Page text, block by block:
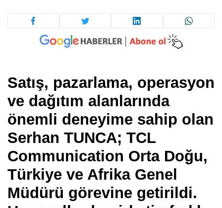
Satış, pazarlama, operasyon
ve dağıtım alanlarında
önemli deneyime sahip olan
Serhan TUNCA; TCL
Communication Orta Doğu,
Türkiye ve Afrika Genel
Müdürü görevine getirildi.